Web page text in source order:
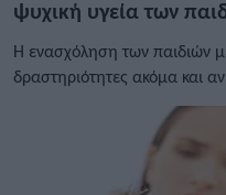
ψυχική υγεία των
Η ενασχόληση των παιδιών
δραστηριότητες ακόμα και